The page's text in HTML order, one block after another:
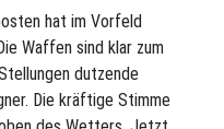
hat im Vorfeld
Waffen sind klar zum
dutzende
Die kräftige Stimme